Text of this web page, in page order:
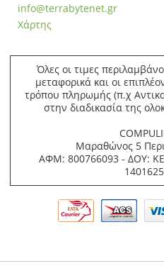
info@terrabytenet.gr
Χάρτης
Όλες οι τιμες
μεταφορικά και οι
τρόπου πληρωμής (π.χ
στην διαδικασία της
Μαραθώνος 5
ΑΦΜ: 800766093 - ΔΟΥ: